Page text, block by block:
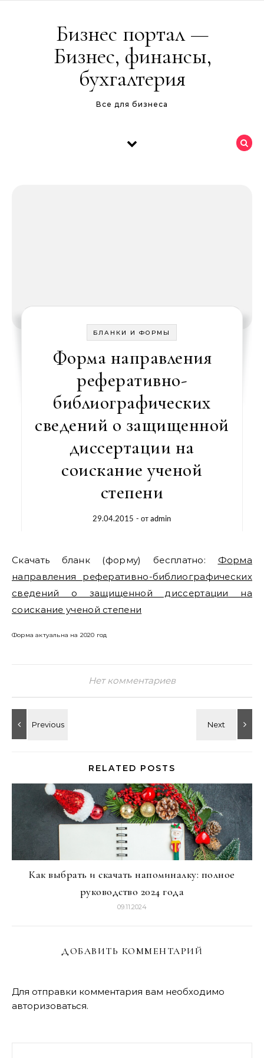
Бизнес портал —
Бизнес, финансы,
бухгалтерия
Все для бизнеса
БЛАНКИ И ФОРМЫ
Форма направления
реферативно-
библиографических
сведений о защищенной
диссертации на
соискание ученой
степени
29.04.2015 - отadmin
Скачать бланк (форму) бесплатно: Форма
направления реферативно-библиографических
сведений о защищенной диссертации на
соискание ученой степени
Форма актуальна на 2020 год
Нет комментариев
RELATED POSTS
Как выбрать и скачать напоминалку: полное
руководство 2024 года
09.11.2024
ДОБАВИТЬ КОММЕНТАРИЙ
Для отправки комментария вам необходимо
авторизоваться.